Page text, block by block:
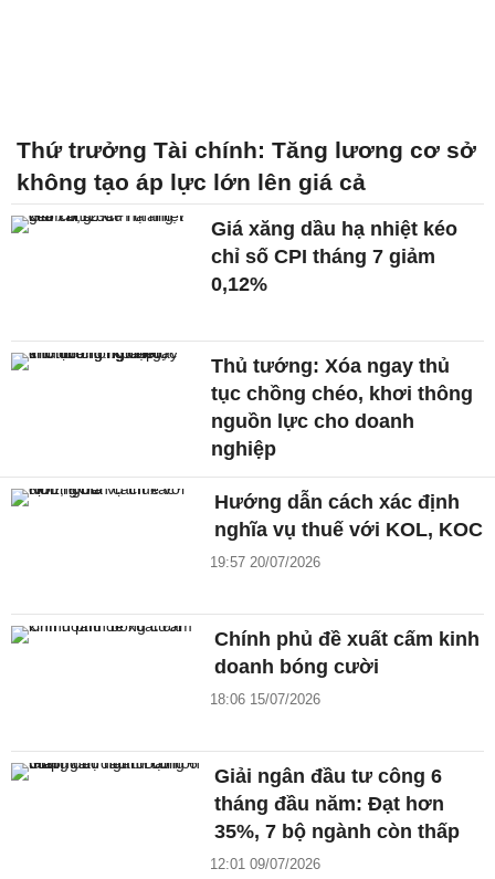
Thứ trưởng Tài chính: Tăng lương cơ sở
không tạo áp lực lớn lên giá cả
Giá xăng dầu hạ nhiệt kéo
chỉ số CPI tháng 7 giảm
0,12%
Thủ tướng: Xóa ngay thủ
tục chồng chéo, khơi thông
nguồn lực cho doanh
nghiệp
Hướng dẫn cách xác định
nghĩa vụ thuế với KOL, KOC
19:57 20/07/2026
Chính phủ đề xuất cấm kinh
doanh bóng cười
18:06 15/07/2026
Giải ngân đầu tư công 6
tháng đầu năm: Đạt hơn
35%, 7 bộ ngành còn thấp
12:01 09/07/2026